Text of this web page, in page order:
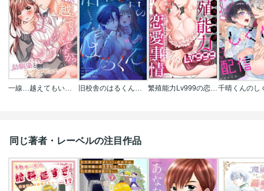
一線…越えてもいいですか?～幼馴染と大学デビュー～【フルカラー】 旧校舎のはるくん～二人きりの鬼ごっこ、しよう？ 繁殖能力Lv999の恋愛事情 ―幼なじみ候爵令息とのウブあま新婚生活―（単話版）
同じ著者・レーベルの注目作品